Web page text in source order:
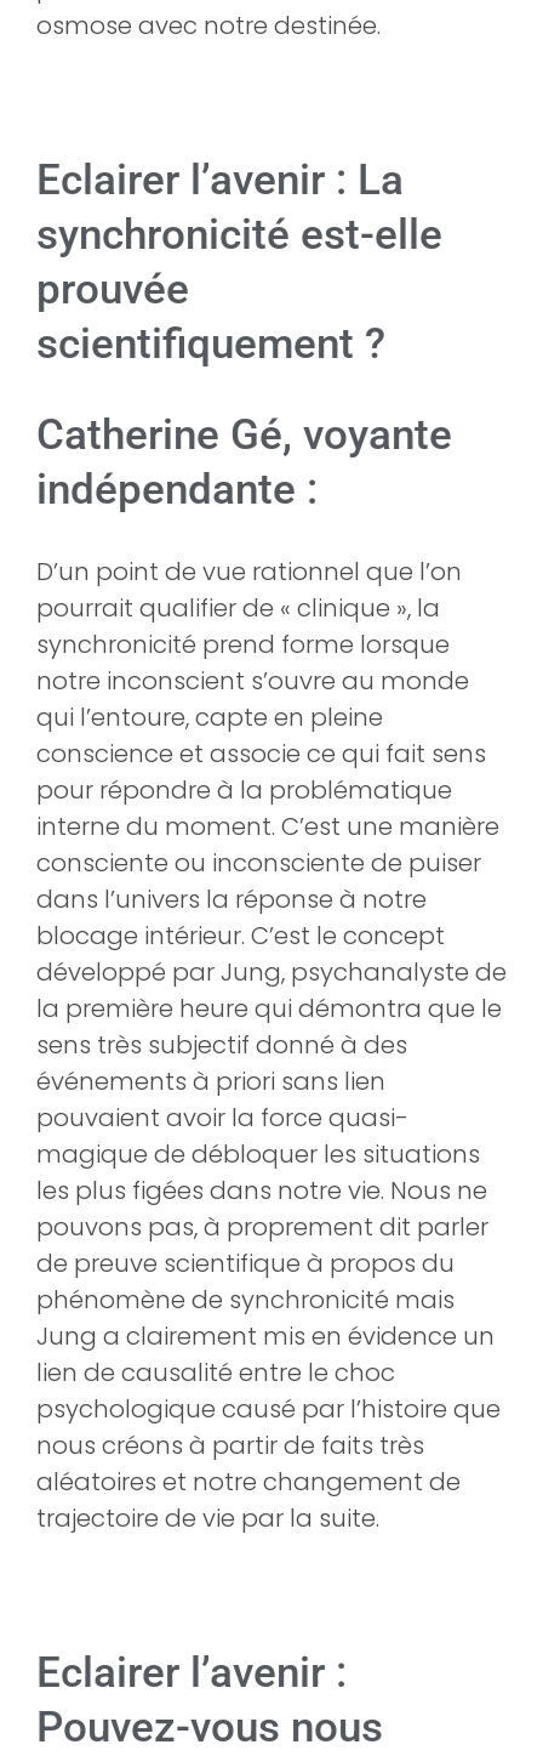
osmose avec notre destinée.
Eclairer l’avenir : La
synchronicité est-elle
prouvée
scientifiquement ?
Catherine Gé, voyante
indépendante :
D’un point de vue rationnel que l’on
pourrait qualifier de « clinique », la
synchronicité prend forme lorsque
notre inconscient s’ouvre au monde
qui l’entoure, capte en pleine
conscience et associe ce qui fait sens
pour répondre à la problématique
interne du moment. C’est une manière
consciente ou inconsciente de puiser
dans l’univers la réponse à notre
blocage intérieur. C’est le concept
développé par Jung, psychanalyste de
la première heure qui démontra que le
sens très subjectif donné à des
événements à priori sans lien
pouvaient avoir la force quasi-
magique de débloquer les situations
les plus figées dans notre vie. Nous ne
pouvons pas, à proprement dit parler
de preuve scientifique à propos du
phénomène de synchronicité mais
Jung a clairement mis en évidence un
lien de causalité entre le choc
psychologique causé par l’histoire que
nous créons à partir de faits très
aléatoires et notre changement de
trajectoire de vie par la suite.
Eclairer l’avenir :
Pouvez-vous nous